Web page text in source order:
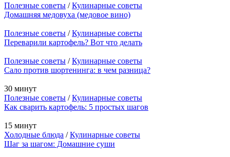
Полезные советы /Кулинарные советы
Домашняя медовуха (медовое вино)
Полезные советы /Кулинарные советы
Переварили картофель? Вот что делать
Полезные советы /Кулинарные советы
Сало против шортенинга: в чем разница?
30 минут
Полезные советы /Кулинарные советы
Как сварить картофель: 5 простых шагов
15 минут
Холодные блюда /Кулинарные советы
Шаг за шагом: Домашние суши